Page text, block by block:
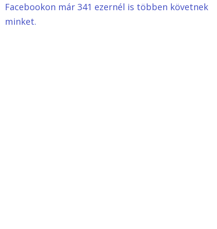
Facebookon már 341 ezernél is többen követnek
minket.